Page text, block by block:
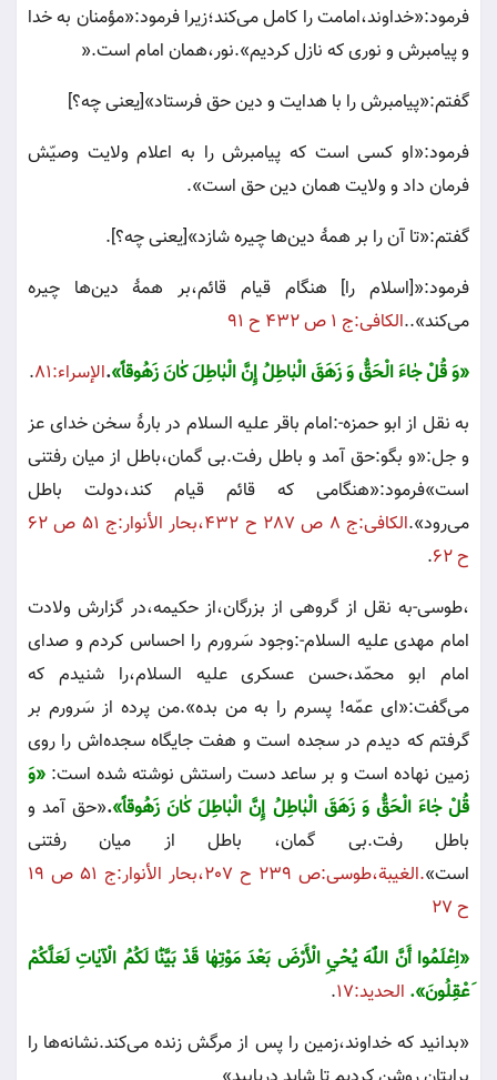
فرمود:«خداوند،امامت را كامل مى‌كند؛زيرا فرمود:«مؤمنان به خدا
و پيامبرش و نورى كه نازل كرديم».نور،همان امام است».
گفتم:«پيامبرش را با هدايت و دين حق فرستاد»[يعنى چه‌؟]
فرمود:«او كسى است كه پيامبرش را به اعلام ولايت وصيّش
فرمان داد و ولايت همان دين حق است».
گفتم:«تا آن را بر همۀ دين‌ها چيره شازد»[يعنى چه‌؟].
فرمود:«[اسلام را] هنگام قيام قائم،بر همۀ دين‌ها چيره
مى‌كند»..الكافى:ج ١ ص ٤٣٢ ح ٩١
«وَ قُلْ‌ جٰاءَ الْحَقُّ‌ وَ زَهَقَ‌ الْبٰاطِلُ‌ إِنَّ‌ الْبٰاطِلَ‌ كٰانَ‌ زَهُوقاً».الإسراء:٨١
.
به نقل از ابو حمزه-:امام باقر عليه السلام در بارۀ سخن خداى عز
و جل:«و بگو:حق آمد و باطل رفت.بى گمان،باطل از ميان رفتنى
است»فرمود:«هنگامى كه قائم قيام كند،دولت باطل
مى‌رود».
الكافى:ج ٨ ص ٢٨٧ ح ٤٣٢،بحار الأنوار:ج ٥١ ص ٦٢
ح ٦٢
.
،طوسى-به نقل از گروهى از بزرگان،از حكيمه،در گزارش ولادت
امام مهدى عليه السلام-:وجود سَرورم را احساس كردم و صداى
امام ابو محمّد،حسن عسكرى عليه السلام،را شنيدم كه
مى‌گفت:«اى عمّه! پسرم را به من بده».من پرده از سَرورم بر
گرفتم كه ديدم در سجده است و هفت جايگاه سجده‌اش را روى
زمين نهاده است و بر ساعد دست راستش نوشته شده است: «وَ
قُلْ‌ جٰاءَ الْحَقُّ‌ وَ زَهَقَ‌ الْبٰاطِلُ‌ إِنَّ‌ الْبٰاطِلَ‌ كٰانَ‌ زَهُوقاً».«حق آمد و
باطل رفت.بى گمان، باطل از ميان رفتنى
است».
الغيبة،طوسى:ص ٢٣٩ ح ٢٠٧،بحار الأنوار:ج ٥١ ص ١٩
ح ٢٧
«اِعْلَمُوا أَنَّ‌ اللّٰهَ‌ يُحْيِ‌ الْأَرْضَ‌ بَعْدَ مَوْتِهٰا قَدْ بَيَّنّٰا لَكُمُ‌ الْآيٰاتِ‌ لَعَلَّكُمْ‌
َعْقِلُونَ‌». الحديد:١٧
.
«بدانيد كه خداوند،زمين را پس از مرگش زنده مى‌كند.نشانه‌ها را